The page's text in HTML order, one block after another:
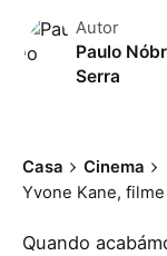
Autor
Paulo
Serra
Casa
Cinema
Yvone Kane,
Quando